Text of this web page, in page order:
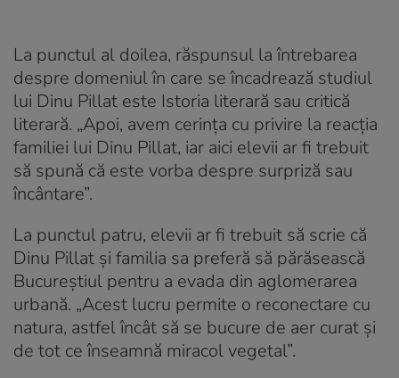
La punctul al doilea, răspunsul la întrebarea
despre domeniul în care se încadrează studiul
lui Dinu Pillat este Istoria literară sau critică
literară. „Apoi, avem cerința cu privire la reacția
familiei lui Dinu Pillat, iar aici elevii ar fi trebuit
să spună că este vorba despre surpriză sau
încântare”.
La punctul patru, elevii ar fi trebuit să scrie că
Dinu Pillat și familia sa preferă să părăsească
Bucureștiul pentru a evada din aglomerarea
urbană. „Acest lucru permite o reconectare cu
natura, astfel încât să se bucure de aer curat și
de tot ce înseamnă miracol vegetal”.